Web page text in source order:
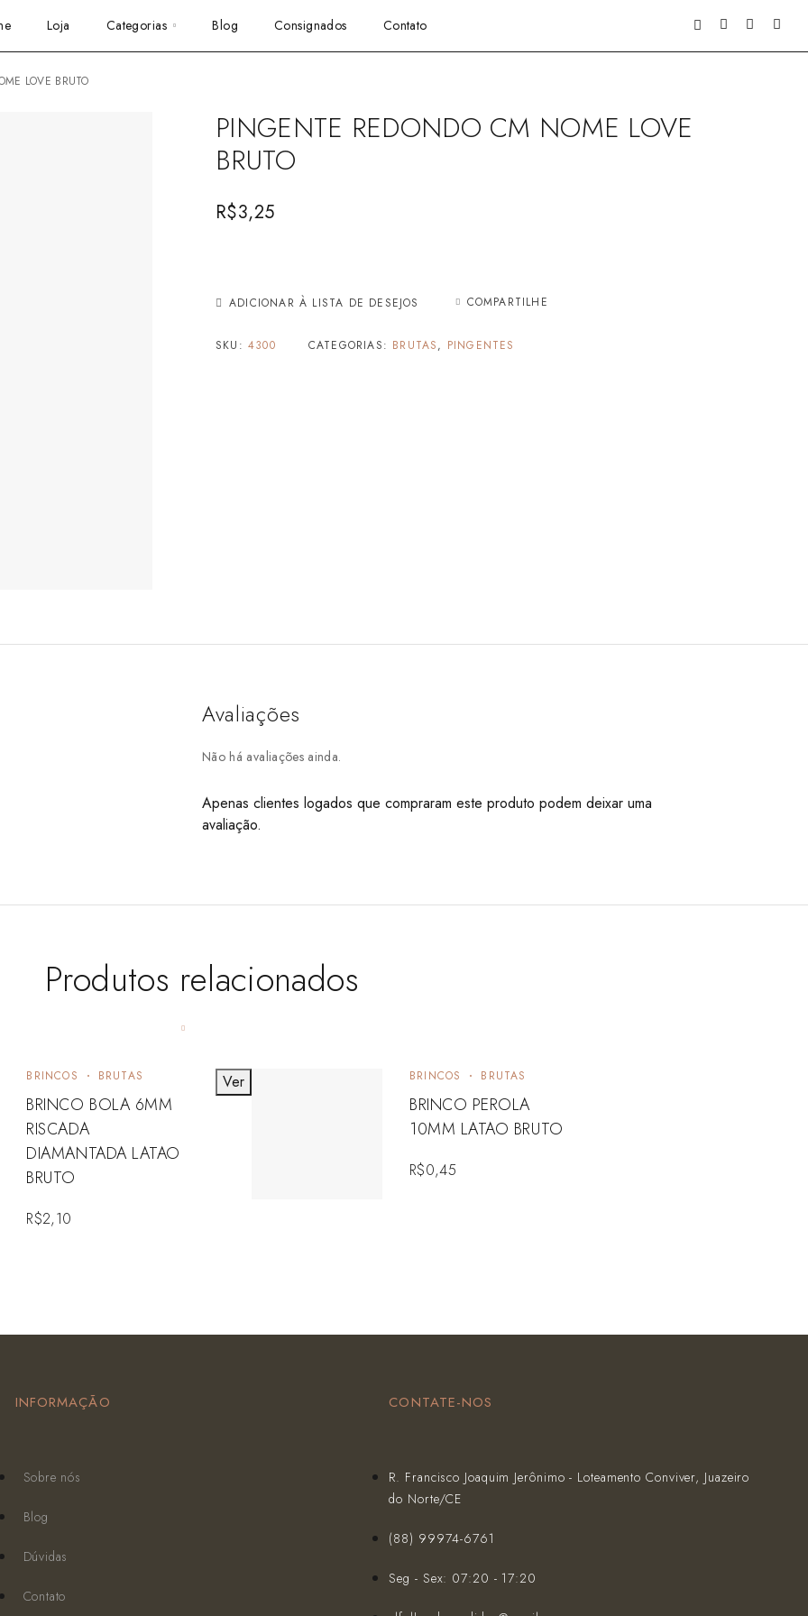
Loja Categorias Blog Consignados Contato
LOVE BRUTO
PINGENTE REDONDO CM NOME LOVE
BRUTO
R$3,25
ADICIONAR À LISTA DE DESEJOS COMPARTILHE
SKU: 4300 CATEGORIAS: BRUTAS, PINGENTES
Avaliações
Não há avaliações ainda.
Apenas clientes logados que compraram este produto podem deixar uma
avaliação.
Produtos relacionados
BRINCOS BRUTAS
BRINCO BOLA 6MM
RISCADA
DIAMANTADA LATAO
BRUTO
R$2,10
BRINCOS BRUTAS
BRINCO PEROLA
10MM LATAO BRUTO
R$0,45
Ver
INFORMAÇÃO
Sobre nós
Blog
Dúvidas
Contato
CONTATE-NOS
R. Francisco Joaquim Jerônimo - Loteamento Conviver, Juazeiro
do Norte/CE
(‪88) 99974-6761‬
Seg - Sex: 07:20 - 17:20